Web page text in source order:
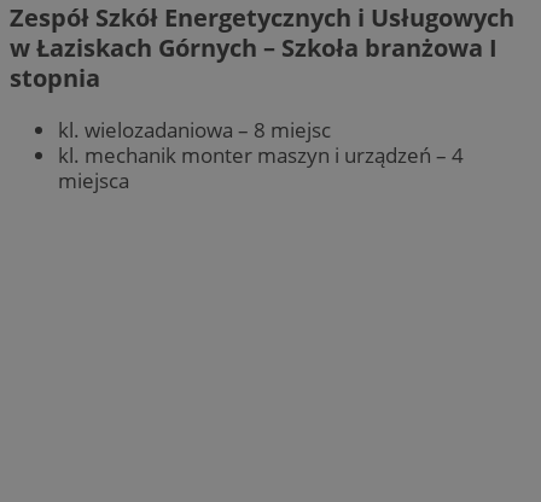
Zespół Szkół Energetycznych i Usługowych
w Łaziskach Górnych – Szkoła branżowa I
stopnia
kl. wielozadaniowa – 8 miejsc
kl. mechanik monter maszyn i urządzeń – 4
miejsca